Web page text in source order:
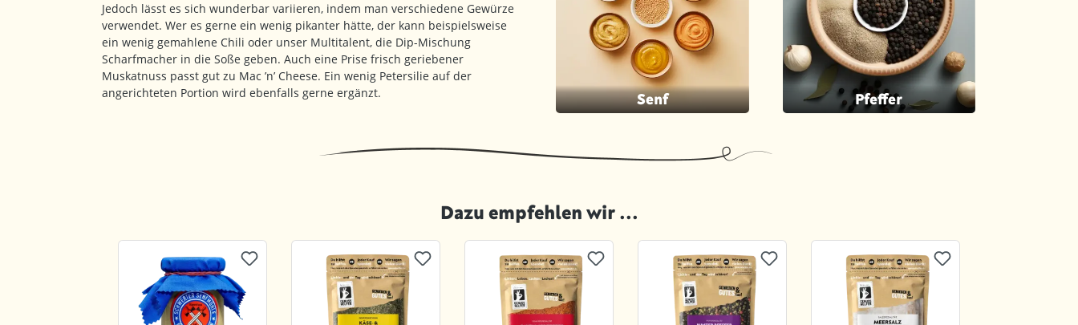
Jedoch lässt es sich wunderbar variieren, indem man verschiedene Gewürze
verwendet. Wer es gerne ein wenig pikanter hätte, der kann beispielsweise
ein wenig gemahlene Chili oder unser Multitalent, die Dip-Mischung
Scharfmacher in die Soße geben. Auch eine Prise frisch geriebener
Muskatnuss passt gut zu Mac ’n’ Cheese. Ein wenig Petersilie auf der
angerichteten Portion wird ebenfalls gerne ergänzt.
Senf Pfeffer
Dazu empfehlen wir ...
Produktgalerie überspringen